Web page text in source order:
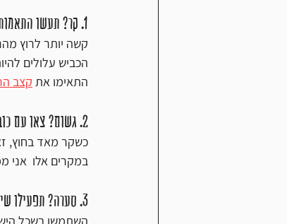
1. קר? תעשו התאמות לקצב הריצה!
קשה יותר לרוץ
הכביש עלולים
התאימו את קצב
2. גשום? צאו עם כובע
כשקר מאד בחוץ,
במקרים אלו  אני
3. סערה? תפעילו שיקול דעת
השתמשו בשכל